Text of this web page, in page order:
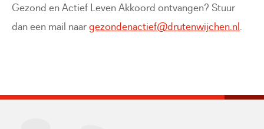
Gezond en Actief Leven Akkoord ontvangen? Stuur
dan een mail naargezondenactief@drutenwijchen.nl.